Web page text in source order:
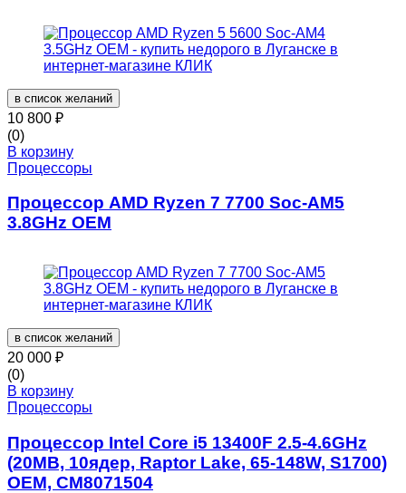
в список желаний
10 800 ₽
(0)
В корзину
Процессоры
Процессор AMD Ryzen 7 7700 Soc-AM5
3.8GHz OEM
в список желаний
20 000 ₽
(0)
В корзину
Процессоры
Процессор Intel Core i5 13400F 2.5-4.6GHz
(20MB, 10ядер, Raptor Lake, 65-148W, S1700)
OEM, CM8071504